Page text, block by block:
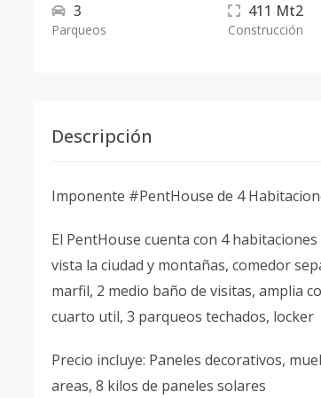
3
Parqueos
411 Mt2
Construcción
Descripción
Imponente #PentHouse de 4
El PentHouse cuenta con 4
vista la ciudad y montañas, comedor
marfil, 2 medio baño de visitas, amplia
cuarto util, 3 parqueos techados, locker
Precio incluye: Paneles decorativos,
areas, 8 kilos de paneles solares